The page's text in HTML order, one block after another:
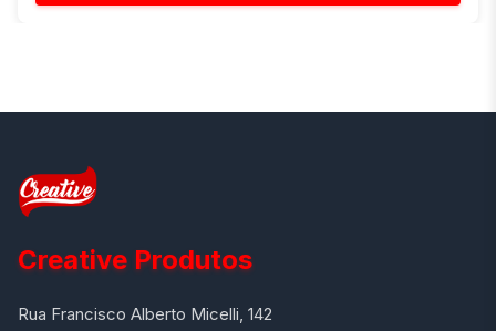
Creative Produtos
Rua Francisco Alberto Micelli, 142